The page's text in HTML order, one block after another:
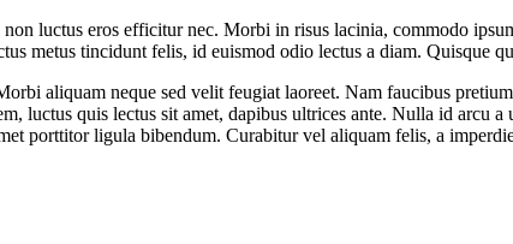
luctus eros efficitur nec. Morbi in risus lacinia, commodo
metus tincidunt felis, id euismod odio lectus a diam. Quisque
aliquam neque sed velit feugiat laoreet. Nam faucibus
luctus quis lectus sit amet, dapibus ultrices ante. Nulla id arcu
porttitor ligula bibendum. Curabitur vel aliquam felis, a